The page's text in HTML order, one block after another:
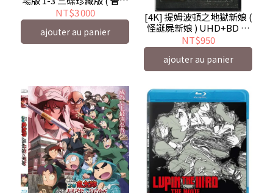
爾 )
NT$3 000
ajouter au panier
[4K] 提姆波頓之地獄新娘 (
怪誕屍新娘 ) UHD+BD 雙
碟限定版 Corpse Bride - 8
月到貨
NT$950
ajouter au panier